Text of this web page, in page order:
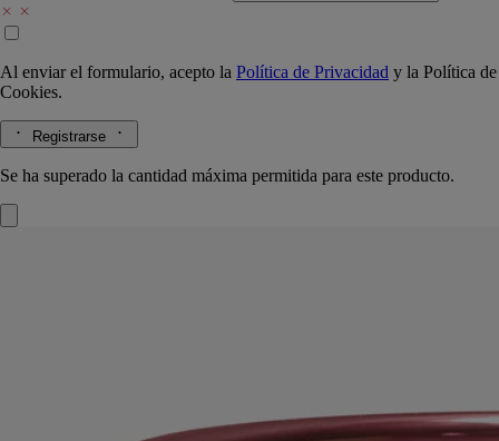
Al enviar el formulario, acepto la Política de Privacidad y la Política de
Cookies.
Registrarse
Se ha superado la cantidad máxima permitida para este producto.